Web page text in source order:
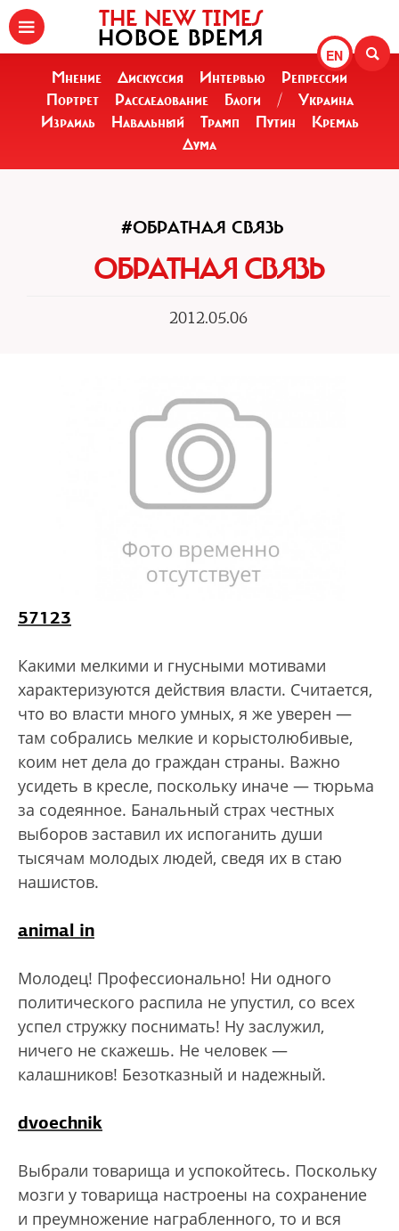
EN
THE NEW TIMES
НОВОЕ ВРЕМЯ
Мнение Дискуссия Интервью
Репрессии
Портрет
Расследование Блоги /
Украина
Израиль
Навальный Трамп Путин
Кремль
Дума
#ОБРАТНАЯ СВЯЗЬ
ОБРАТНАЯ СВЯЗЬ
2012.05.06
57123
Какими мелкими и гнусными мотивами
характеризуются действия власти. Считается,
что во власти много умных, я же уверен —
там собрались мелкие и корыстолюбивые,
коим нет дела до граждан страны. Важно
усидеть в кресле, поскольку иначе — тюрьма
за содеянное. Банальный страх честных
выборов заставил их испоганить души
тысячам молодых людей, сведя их в стаю
нашистов.
animal in
Молодец! Профессионально! Ни одного
политического распила не упустил, со всех
успел стружку поснимать! Ну заслужил,
ничего не скажешь. Не человек —
калашников! Безотказный и надежный.
dvoechnik
Выбрали товарища и успокойтесь. Поскольку
мозги у товарища настроены на сохранение
и преумножение награбленного, то и вся